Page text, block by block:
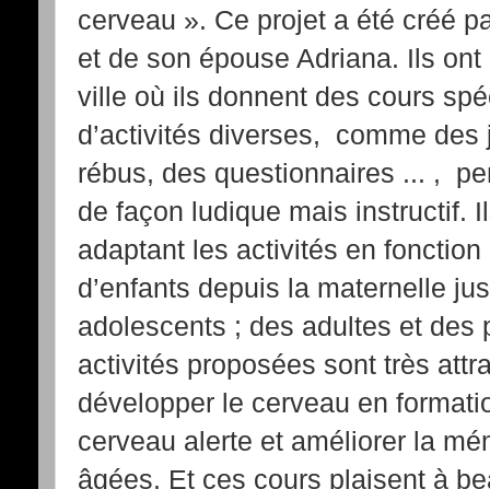
cerveau ». Ce projet a été créé
et de son épouse Adriana. Ils
ville où ils donnent des cours
d’activités diverses, comme
rébus, des questionnaires ... ,
de façon ludique mais instructif.
adaptant les activités en fonction
d’enfants depuis la maternelle
adolescents ; des adultes et des
activités proposées sont très
développer le cerveau en
cerveau alerte et améliorer la
âgées. Et ces cours plaisent à